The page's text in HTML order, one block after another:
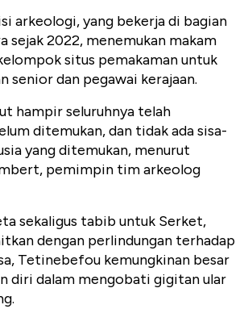
arkeologi, yang bekerja di bagian
sejak 2022, menemukan makam
situs pemakaman untuk
senior dan pegawai kerajaan.
hampir seluruhnya telah
ditemukan, dan tidak ada sisa-
yang ditemukan, menurut
pemimpin tim arkeolog
sekaligus tabib untuk Serket,
dengan perlindungan terhadap
Tetinebefou kemungkinan besar
diri dalam mengobati gigitan ular